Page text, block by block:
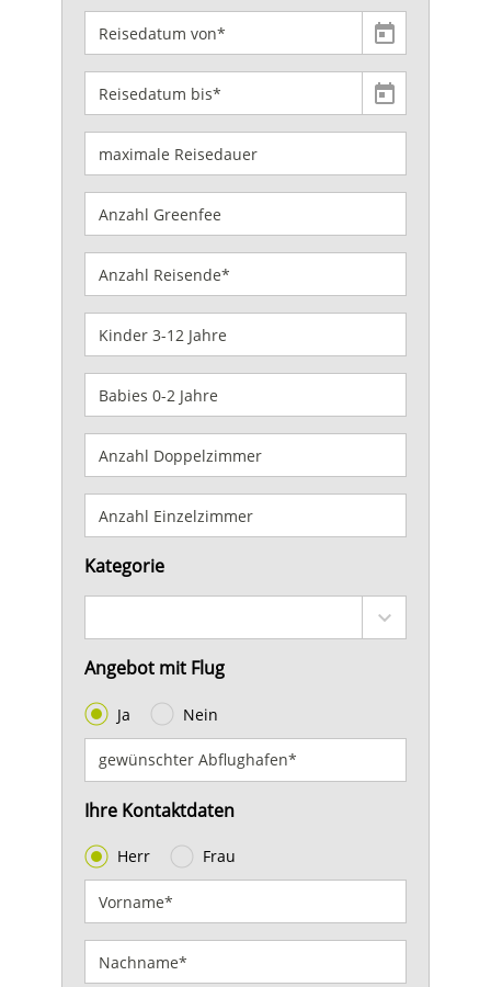
Kategorie
Angebot mit Flug
Ja Nein
Ihre Kontaktdaten
Herr Frau